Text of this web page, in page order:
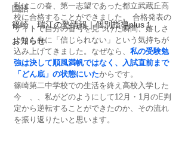
国語
篠崎 瑞江の塾情報｜個別指導plus１
お知らせ
私はこの春、第一志望であった都立武蔵丘高
校に合格することができました。 合格発表の
サイトで自分の番号を見つけた瞬間、嬉しさ
よりも先に「信じられない」という気持ちが
込み上げてきました。なぜなら、 私の受験勉
強は決して順風満帆ではなく、入試直前まで
「どん底」の状態にいたからです。
篠崎第二中学校での生活を終え高校入学した
今　、、私がどのようにして12月・1月のE判
定から逆転することができたのか、その流れ
を振り返りたいと思います。